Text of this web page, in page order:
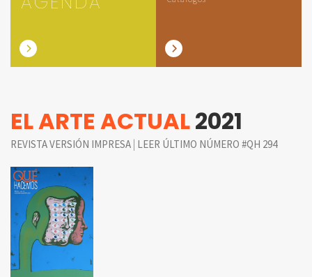
EL ARTE ACTUAL2021
REVISTA VERSIÓN IMPRESA | LEER ÚLTIMO NÚMERO #QH 294